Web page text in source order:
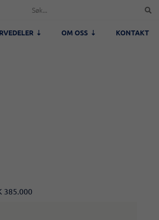
OM OSS KONTAKT
385.000